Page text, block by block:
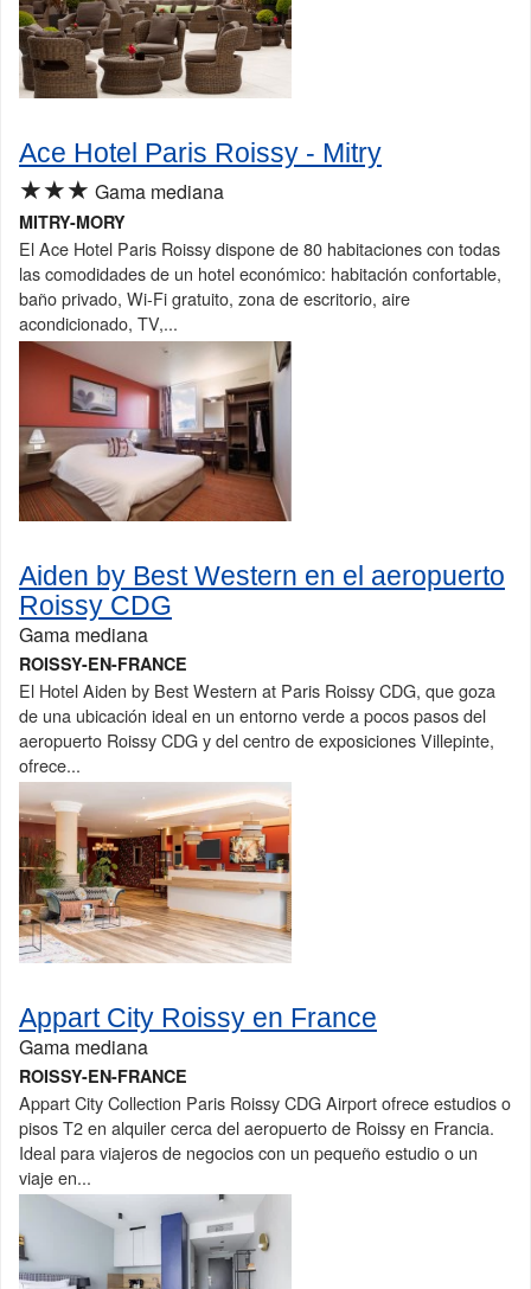
Ace Hotel Paris Roissy - Mitry
★★★ Gama mediana
MITRY-MORY
El Ace Hotel Paris Roissy dispone de 80 habitaciones con todas
las comodidades de un hotel económico: habitación confortable,
baño privado, Wi-Fi gratuito, zona de escritorio, aire
acondicionado, TV,...
Aiden by Best Western en el aeropuerto
Roissy CDG
Gama mediana
ROISSY-EN-FRANCE
El Hotel Aiden by Best Western at Paris Roissy CDG, que goza
de una ubicación ideal en un entorno verde a pocos pasos del
aeropuerto Roissy CDG y del centro de exposiciones Villepinte,
ofrece...
Appart City Roissy en France
Gama mediana
ROISSY-EN-FRANCE
Appart City Collection Paris Roissy CDG Airport ofrece estudios o
pisos T2 en alquiler cerca del aeropuerto de Roissy en Francia.
Ideal para viajeros de negocios con un pequeño estudio o un
viaje en...